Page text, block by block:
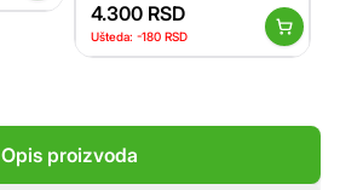
4.300 RSD
Ušteda: -180 RSD
Opis proizvoda